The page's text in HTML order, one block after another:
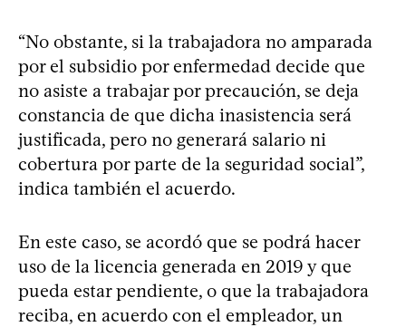
“No obstante, si la trabajadora no amparada
por el subsidio por enfermedad decide que
no asiste a trabajar por precaución, se deja
constancia de que dicha inasistencia será
justificada, pero no generará salario ni
cobertura por parte de la seguridad social”,
indica también el acuerdo.
En este caso, se acordó que se podrá hacer
uso de la licencia generada en 2019 y que
pueda estar pendiente, o que la trabajadora
reciba, en acuerdo con el empleador, un